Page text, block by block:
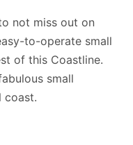
not miss out on
to-operate small
of this Coastline.
small
coast.